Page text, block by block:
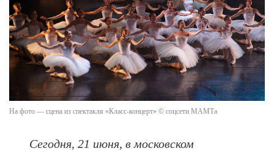
На фото — сцена из спектакля «Класс-концерт» © соцсети МАМТа
Сегодня, 21 июня, в московском